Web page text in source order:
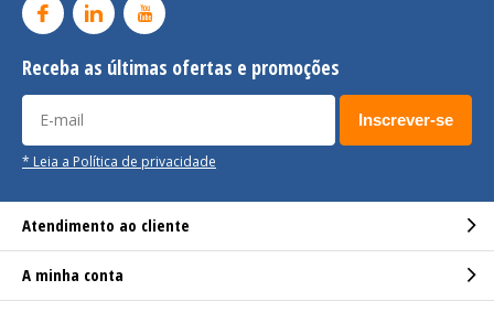
Receba as últimas ofertas e promoções
Inscrever-se
* Leia a Política de privacidade
Atendimento ao cliente
A minha conta